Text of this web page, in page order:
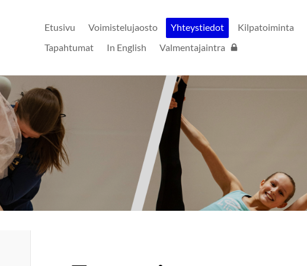
Etusivu Voimistelujaosto Yhteystiedot Kilpatoiminta
Tapahtumat
In English Valmentajaintra